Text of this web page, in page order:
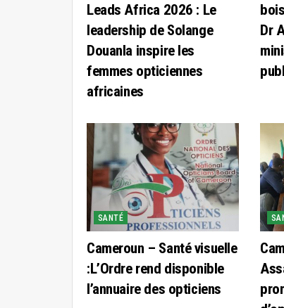
Leads Africa 2026 : Le
leadership de Solange
Douanla inspire les
femmes opticiennes
africaines
Dr
SANTÉ
Cameroun – Santé visuelle
:L’Ordre rend disponible
l’annuaire des opticiens